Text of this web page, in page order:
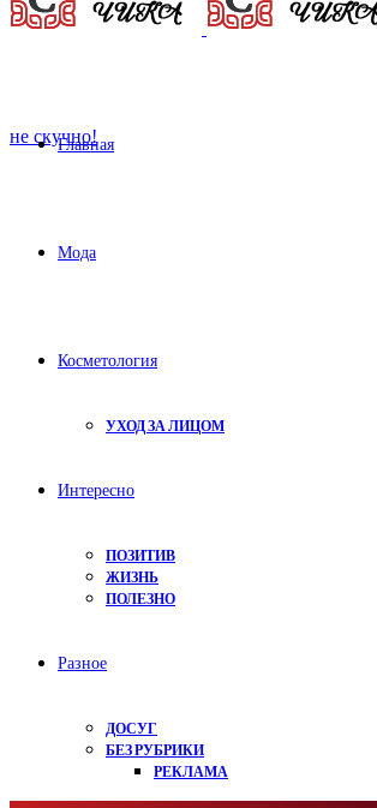
не скучно!
Главная
Мода
Косметология
УХОД ЗА ЛИЦОМ
Интересно
ПОЗИТИВ
ЖИЗНЬ
ПОЛЕЗНО
Разное
ДОСУГ
БЕЗ РУБРИКИ
РЕКЛАМА